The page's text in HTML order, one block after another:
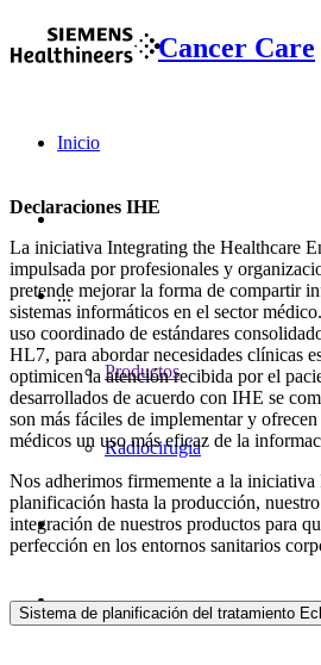
Cancer Care
Inicio
...
Productos
Radiocirugía
Declaraciones IHE
La iniciativa Integrating the Healthcare
impulsada por profesionales y
pretende mejorar la forma de compartir
sistemas informáticos en el sector
uso coordinado de estándares
HL7, para abordar necesidades clínicas
optimicen la atención recibida por el
desarrollados de acuerdo con IHE se
son más fáciles de implementar y
médicos un uso más eficaz de la
Nos adherimos firmemente a la
planificación hasta la producción,
integración de nuestros productos para
perfección en los entornos sanitarios
Sistema de planificación del tratamiento